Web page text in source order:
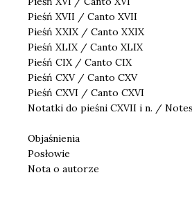
Pieśń XVII / Canto XVII
Pieśń XXIX / Canto XXIX
Pieśń XLIX / Canto XLIX
Pieśń CIX / Canto CIX
Pieśń CXV / Canto CXV
Pieśń CXVI / Canto CXVI
Notatki do pieśni CXVII i n. /
Objaśnienia
Posłowie
Nota o autorze